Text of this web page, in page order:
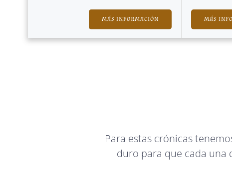
MÁS INFORMACIÓN MÁS
Para estas crónicas
duro para que cada una